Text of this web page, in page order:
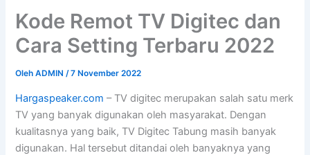
Kode Remot TV Digitec dan
Cara Setting Terbaru 2022
OlehADMIN/7 November 2022
Hargaspeaker.com – TV digitec merupakan salah satu merk
TV yang banyak digunakan oleh masyarakat. Dengan
kualitasnya yang baik, TV Digitec Tabung masih banyak
digunakan. Hal tersebut ditandai oleh banyaknya yang